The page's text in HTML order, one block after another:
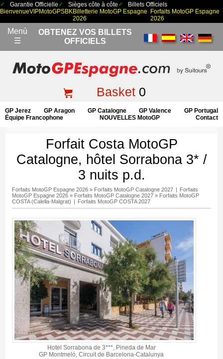
Garantie Officielle Sièges côte à côte
Billets Officiels
BienvenueVIPMotoGPSBKBilletterie MotoGP Espagne
2026
Forfaits MotoGP Espagne
2026
Menú
☰
OBTENEZ VOS BILLETS
OFFICIELS
Basket0
GP Jerez GP Aragon GP Catalogne GP Valence
GP Portugal
Équipe Francophone
NOUVELLES MotoGP Contact
Forfait Costa MotoGP
Catalogne, hôtel Sorrabona 3* /
3 nuits p.d.
Forfaits MotoGP Espagne 2026» Forfaits MotoGP Catalogne 2027 | Forfaits
MotoGP Espagne 2026» Forfaits MotoGP Catalogne 2027» Forfaits MotoGP
COSTA (Calella-Malgrat) | Forfaits MotoGP COSTA 2027
Hotel Sorrabona de 3***, Pineda de Mar
GP Montmeló, Circuit de Barcelona-Catalunya